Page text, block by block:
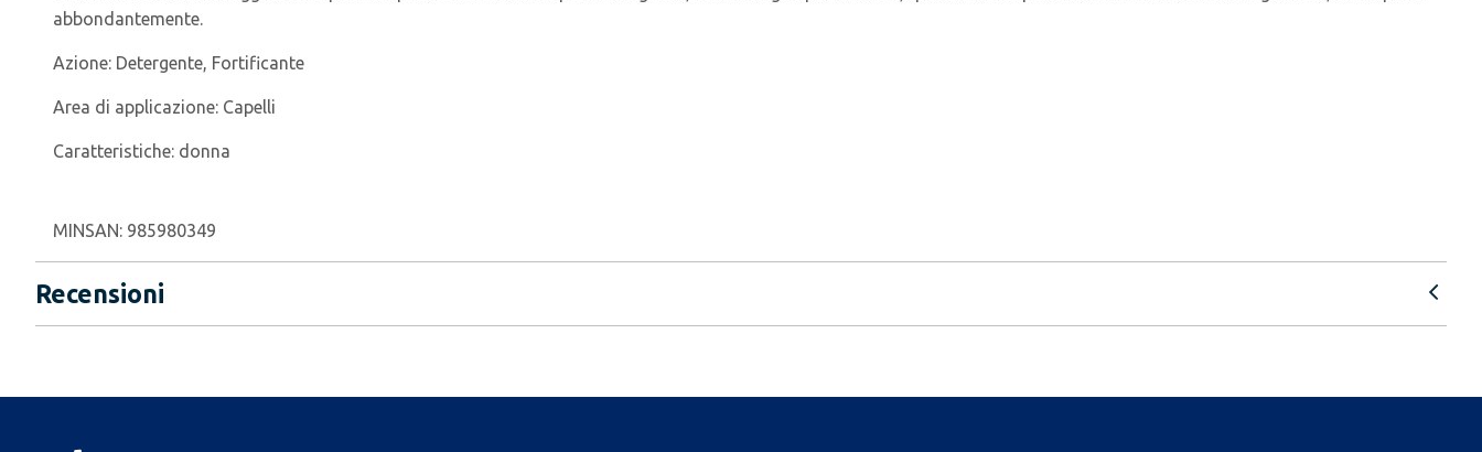
abbondantemente.
Azione: Detergente, Fortificante
Area di applicazione: Capelli
Caratteristiche: donna
MINSAN: 985980349
Recensioni